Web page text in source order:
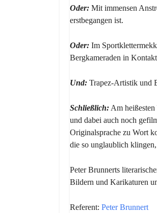
Oder: Mit immensen
erstbegangen ist.
Oder: Im
Bergkameraden in
Und: Trapez-Artistik und
Schließlich: Am heißesten
und dabei auch noch
Originalsprache zu Wort
die so unglaublich klingen,
Peter Brunnerts
Bildern und Karikaturen
Referent: Peter Brunnert